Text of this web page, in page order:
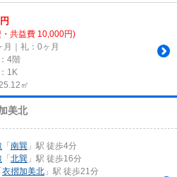
円
共益費 10,000円)
月｜礼：0ヶ月
4階
1K
㎡
美北
「南巽 」駅 徒歩4分
「北巽 」駅 徒歩16分
衣摺加美北 」駅 徒歩21分